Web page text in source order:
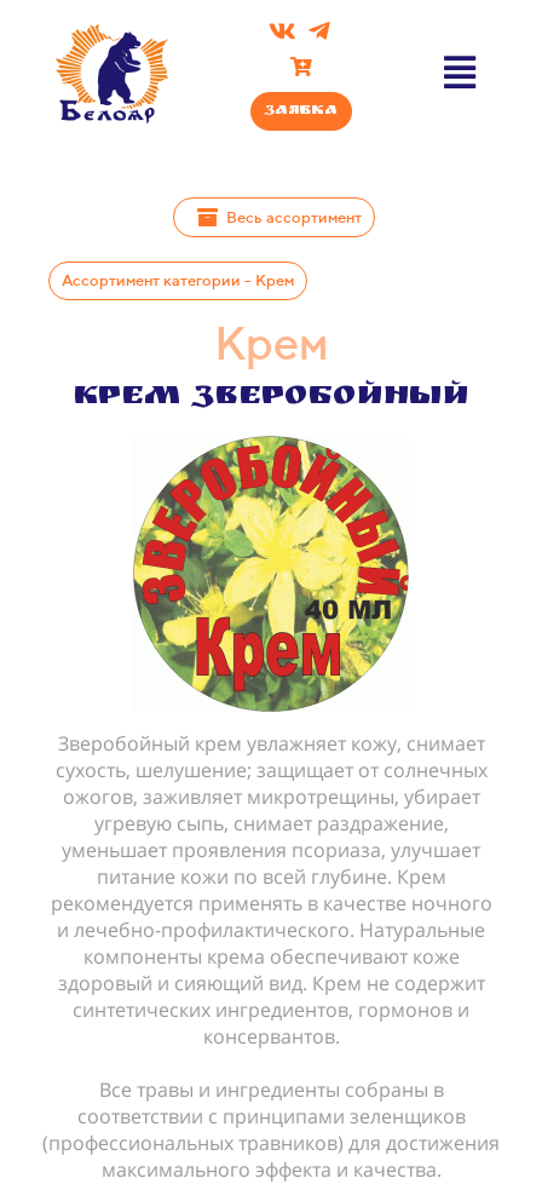
Заявка
Весь ассортимент
Ассортимент категории - Крем
Крем​​​​
Крем Зверобойный
Зверобойный крем увлажняет кожу, снимает
сухость, шелушение; защищает от солнечных
ожогов, заживляет микротрещины, убирает
угревую сыпь, снимает раздражение,
уменьшает проявления псориаза, улучшает
питание кожи по всей глубине. Крем
рекомендуется применять в качестве ночного
и лечебно-профилактического. Натуральные
компоненты крема обеспечивают коже
здоровый и сияющий вид. Крем не содержит
синтетических ингредиентов, гормонов и
консервантов.
Все травы и ингредиенты собраны в
соответствии с принципами зеленщиков
(профессиональных травников) для достижения
максимального эффекта и качества.